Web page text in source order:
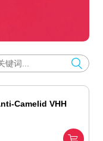
Camelid VHH